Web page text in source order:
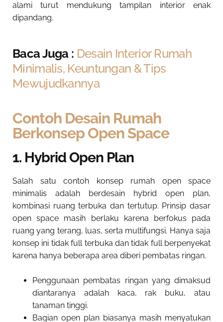
alami turut mendukung tampilan interior enak
dipandang.
Baca Juga : Desain Interior Rumah
Minimalis, Keuntungan & Tips
Mewujudkannya
Contoh Desain Rumah
Berkonsep Open Space
1. Hybrid Open Plan
Salah satu contoh konsep rumah open space
minimalis adalah berdesain hybrid open plan,
kombinasi ruang terbuka dan tertutup. Prinsip dasar
open space masih berlaku karena berfokus pada
ruang yang terang, luas, serta multifungsi. Hanya saja
konsep ini tidak full terbuka dan tidak full berpenyekat
karena hanya beberapa area diberi pembatas ringan.
Penggunaan pembatas ringan yang dimaksud
diantaranya adalah kaca, rak buku, atau
tanaman tinggi.
Bagian open plan biasanya masih menyatukan